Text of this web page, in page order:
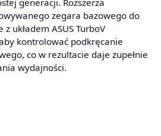
zegara bazowego do
układem ASUS TurboV
kontrolować podkręcanie
co w rezultacie daje zupełnie
wydajności.